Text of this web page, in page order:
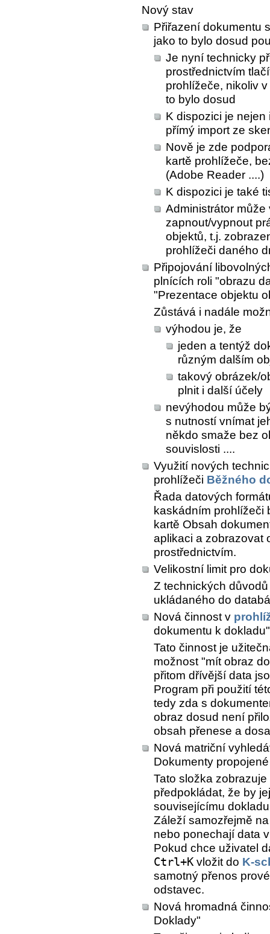
Nový stav
Přiřazení dokumentu
jako to bylo dosud
Je nyní technicky
prostřednictvím
prohlížeče, nikoliv
to bylo dosud
K dispozici je
přímý import ze
Nově je zde
kartě prohlížeče,
(Adobe Reader ....)
K dispozici je také
Administrátor
zapnout/vypnout
objektů, t.j.
prohlížeči daného
Připojování
plnících roli "obrazu
"Prezentace objektu
Zůstává i nadále
výhodou je, že
jeden a tentýž
různým dalším
takový obrázek/
plnit i další účely
nevýhodou může
s nutností vnímat
někdo smaže bez
souvislosti ....
Využití nových
prohlížeči Běžného
Řada datových
kaskádním prohlížeči
kartě Obsah
aplikaci a zobrazovat
prostřednictvím.
Velikostní limit pro
Z technických
ukládaného do
Nová činnost v
dokumentu k dokladu"
Tato činnost je
možnost "mít obraz
přitom dřívější data
Program při použití
tedy zda s
obraz dosud není
obsah přenese a
Nová matriční
Dokumenty
Tato složka
předpokládat, že by
souvisejícímu
Záleží samozřejmě
nebo ponechají data
Pokud chce uživatel
Ctrl+K vložit do K-
samotný přenos
odstavec.
Nová hromadná
Doklady"